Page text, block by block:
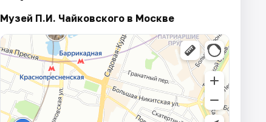
Музей П.И. Чайковского в Москве